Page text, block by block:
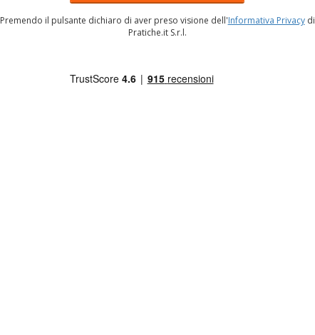
Premendo il pulsante dichiaro di aver preso visione dell'Informativa Privacydi
Pratiche.it S.r.l.